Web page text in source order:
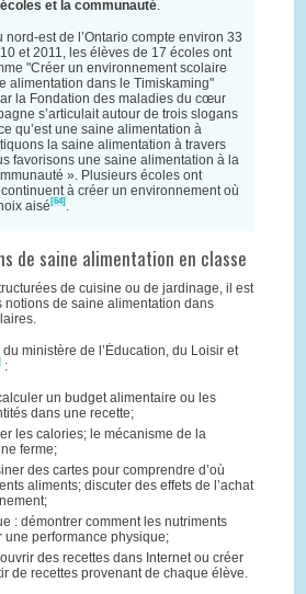
et la communauté.
est de l’Ontario compte environ 33
et 2011, les élèves de 17 écoles ont
"Créer un environnement scolaire
alimentation dans le Timiskaming"
la Fondation des maladies du cœur
s’articulait autour de trois slogans
qu’est une saine alimentation à
la saine alimentation à travers
favorisons une saine alimentation à la
». Plusieurs écoles ont
à créer un environnement où
aisé [64] .
de saine alimentation en classe
de cuisine ou de jardinage, il est
notions de saine alimentation dans
ministère de l’Éducation, du Loisir et
:
un budget alimentaire ou les
dans une recette;
les calories; le mécanisme de la
ferme;
des cartes pour comprendre d’où
aliments; discuter des effets de l’achat
: démontrer comment les nutriments
une performance physique;
des recettes dans Internet ou créer
de recettes provenant de chaque élève.